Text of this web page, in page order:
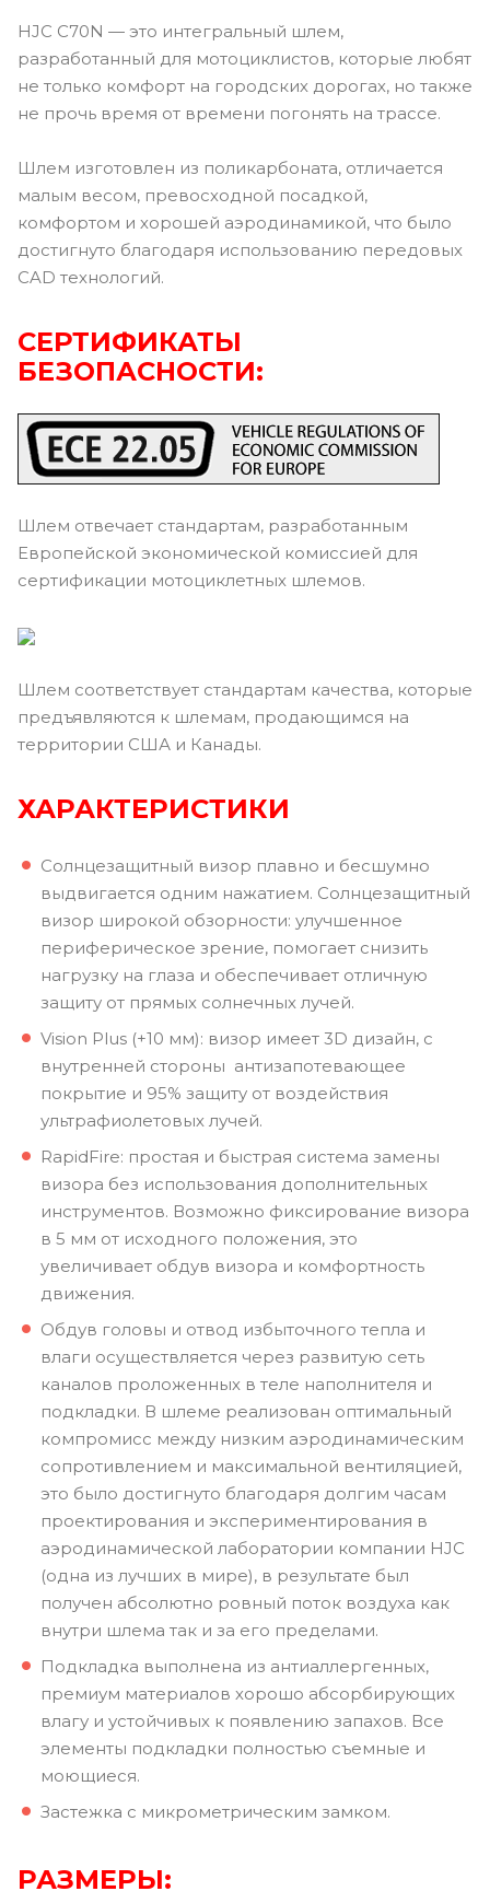
HJC C70N — это интегральный шлем,
разработанный для мотоциклистов, которые любят
не только комфорт на городских дорогах, но также
не прочь время от времени погонять на трассе.
Шлем изготовлен из поликарбоната, отличается
малым весом, превосходной посадкой,
комфортом и хорошей аэродинамикой, что было
достигнуто благодаря использованию передовых
CAD технологий.
СЕРТИФИКАТЫ
БЕЗОПАСНОСТИ:
Шлем отвечает стандартам, разработанным
Европейской экономической комиссией для
сертификации мотоциклетных шлемов.
Шлем соответствует стандартам качества, которые
предъявляются к шлемам, продающимся на
территории США и Канады.
ХАРАКТЕРИСТИКИ
Солнцезащитный визор плавно и бесшумно
выдвигается одним нажатием. Солнцезащитный
визор широкой обзорности: улучшенное
периферическое зрение, помогает снизить
нагрузку на глаза и обеспечивает отличную
защиту от прямых солнечных лучей.
Vision Plus (+10 мм): визор имеет 3D дизайн, с
внутренней стороны антизапотевающее
покрытие и 95% защиту от воздействия
ультрафиолетовых лучей.
RapidFire: простая и быстрая система замены
визора без использования дополнительных
инструментов. Возможно фиксирование визора
в 5 мм от исходного положения, это
увеличивает обдув визора и комфортность
движения.
Обдув головы и отвод избыточного тепла и
влаги осуществляется через развитую сеть
каналов проложенных в теле наполнителя и
подкладки. В шлеме реализован оптимальный
компромисс между низким аэродинамическим
сопротивлением и максимальной вентиляцией,
это было достигнуто благодаря долгим часам
проектирования и экспериментирования в
аэродинамической лаборатории компании HJC
(одна из лучших в мире), в результате был
получен абсолютно ровный поток воздуха как
внутри шлема так и за его пределами.
Подкладка выполнена из антиаллергенных,
премиум материалов хорошо абсорбирующих
влагу и устойчивых к появлению запахов. Все
элементы подкладки полностью съемные и
моющиеся.
Застежка с микрометрическим замком.
РАЗМЕРЫ: